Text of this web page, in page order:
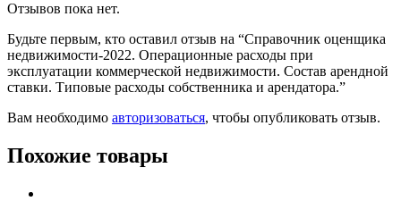
Отзывов пока нет.
Будьте первым, кто оставил отзыв на “Справочник оценщика
недвижимости-2022. Операционные расходы при
эксплуатации коммерческой недвижимости. Состав арендной
ставки. Типовые расходы собственника и арендатора.”
Вам необходимо авторизоваться, чтобы опубликовать отзыв.
Похожие товары